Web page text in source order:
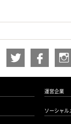
運営企業
ソーシャル